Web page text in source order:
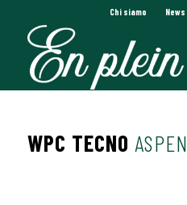
Chi siamo News
WPC TECNO ASPEN